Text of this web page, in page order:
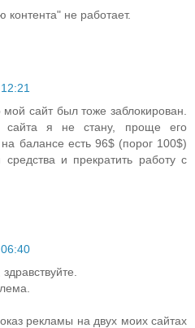
не работает.
сайт был тоже заблокирован.
сайта я не стану, проще его
балансе есть 96$ (порог 100$)
и прекратить работу с
рекламы на двух моих сайтах